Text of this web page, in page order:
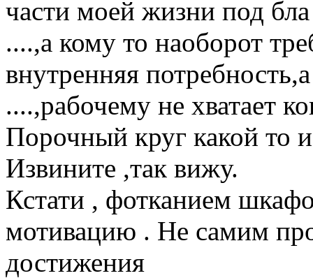
части моей жизни под
....,а кому то наоборот
внутренняя
....,рабочему не хватает
Порочный круг какой то
Извините ,так вижу.
Кстати , фотканием
мотивацию . Не самим
достижения